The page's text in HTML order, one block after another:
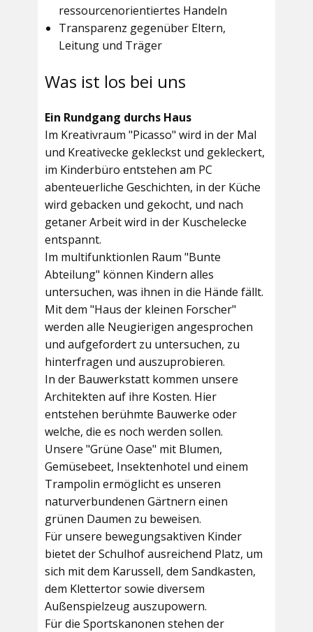
ressourcenorientiertes Handeln
Transparenz gegenüber Eltern,
Leitung und Träger
Was ist los bei uns
Ein Rundgang durchs Haus
Im Kreativraum "Picasso" wird in der Mal
und Kreativecke gekleckst und gekleckert,
im Kinderbüro entstehen am PC
abenteuerliche Geschichten, in der Küche
wird gebacken und gekocht, und nach
getaner Arbeit wird in der Kuschelecke
entspannt.
Im multifunktionlen Raum "Bunte
Abteilung" können Kindern alles
untersuchen, was ihnen in die Hände fällt.
Mit dem "Haus der kleinen Forscher"
werden alle Neugierigen angesprochen
und aufgefordert zu untersuchen, zu
hinterfragen und auszuprobieren.
In der Bauwerkstatt kommen unsere
Architekten auf ihre Kosten. Hier
entstehen berühmte Bauwerke oder
welche, die es noch werden sollen.
Unsere "Grüne Oase" mit Blumen,
Gemüsebeet, Insektenhotel und einem
Trampolin ermöglicht es unseren
naturverbundenen Gärtnern einen
grünen Daumen zu beweisen.
Für unsere bewegungsaktiven Kinder
bietet derSchulhofausreichend Platz, um
sich mit dem Karussell, dem Sandkasten,
dem Klettertor sowie diversem
Außenspielzeug auszupowern.
Für die Sportskanonen stehen der